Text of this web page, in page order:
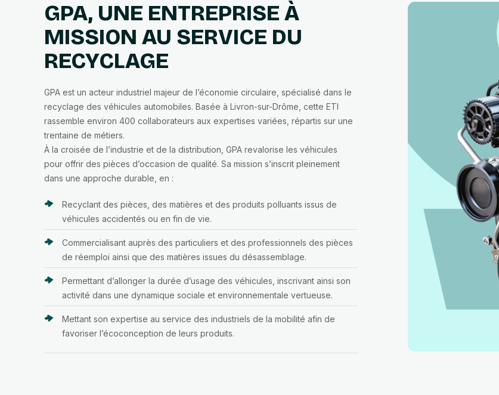
GPA, UNE ENTREPRISE À
MISSION AU SERVICE DU
RECYCLAGE
GPA est un acteur industriel majeur de l’économie circulaire, spécialisé dans le
recyclage des véhicules automobiles. Basée à Livron-sur-Drôme, cette ETI
rassemble environ 400 collaborateurs aux expertises variées, répartis sur une
trentaine de métiers.
À la croisée de l’industrie et de la distribution, GPA revalorise les véhicules
pour offrir des pièces d’occasion de qualité. Sa mission s’inscrit pleinement
dans une approche durable, en :
Recyclant des pièces, des matières et des produits polluants issus de
véhicules accidentés ou en fin de vie.
Commercialisant auprès des particuliers et des professionnels des pièces
de réemploi ainsi que des matières issues du désassemblage.
Permettant d’allonger la durée d’usage des véhicules, inscrivant ainsi son
activité dans une dynamique sociale et environnementale vertueuse.
Mettant son expertise au service des industriels de la mobilité afin de
favoriser l’écoconception de leurs produits.